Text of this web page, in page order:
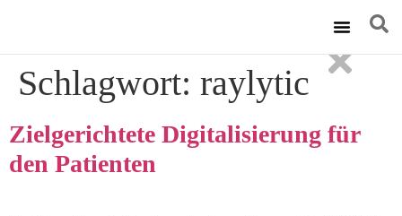
Schlagwort: raylytic
Zielgerichtete Digitalisierung für
den Patienten